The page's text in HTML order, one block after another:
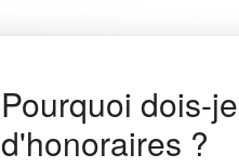
Pourquoi dois-
d'honoraires ?